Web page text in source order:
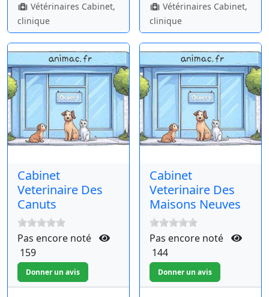
Vétérinaires Cabinet,
clinique
Vétérinaires Cabinet,
clinique
Cabinet
Veterinaire Des
Canuts
Pas encore noté
159
Cabinet
Veterinaire Des
Maisons Neuves
Pas encore noté
144